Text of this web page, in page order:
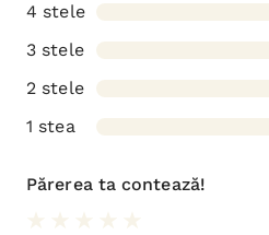
4 stele
3 stele
2 stele
1 stea
Părerea ta contează!